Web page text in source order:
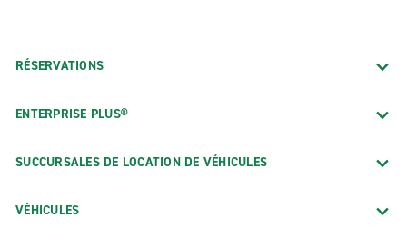
RÉSERVATIONS
ENTERPRISE PLUS®
SUCCURSALES DE LOCATION DE VÉHICULES
VÉHICULES